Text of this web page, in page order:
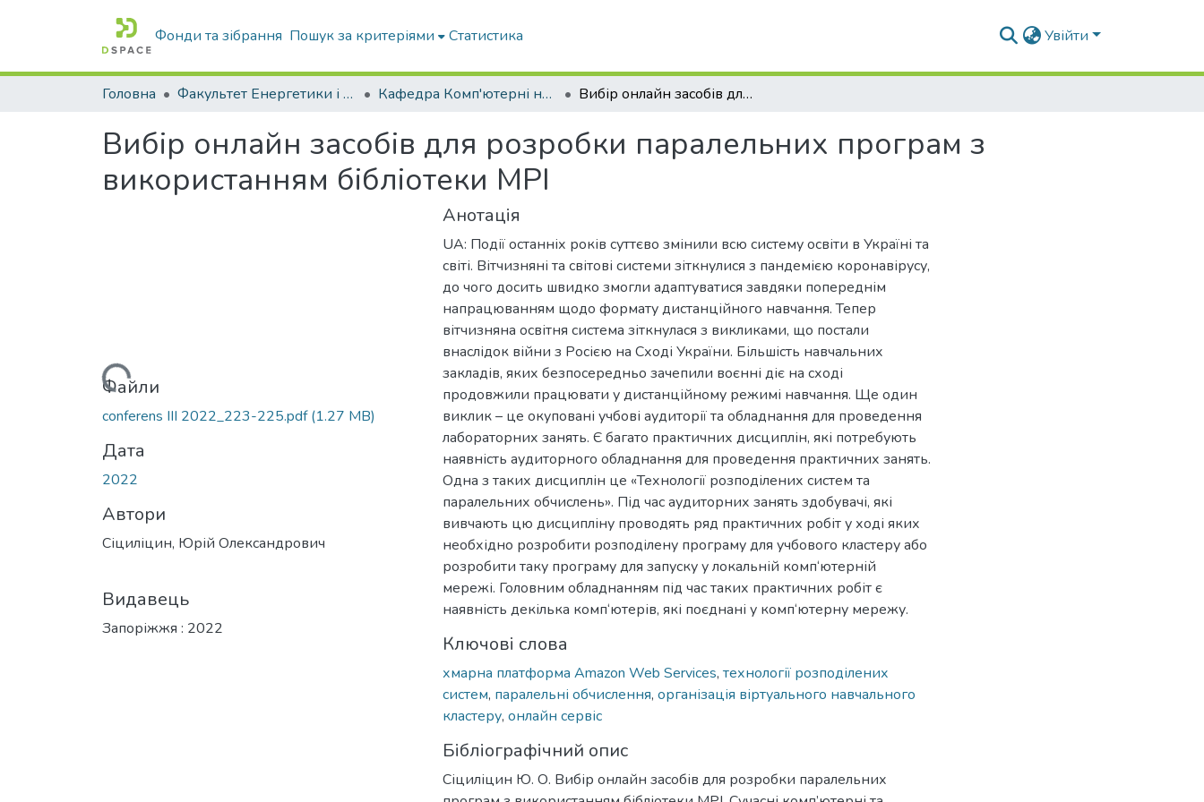
Фонди та зібрання Пошук за критеріями Статистика Увійти
Головна Факультет Енергетики і комп'ютерних технологій Кафедра Комп'ютерні науки Вибір онлайн засобів для розробки паралельних програм з використанням бібліотеки MPI
Вибір онлайн засобів для розробки паралельних програм з
використанням бібліотеки MPI
Вантажиться...Файли
conferens III 2022_223-225.pdf(1.27 MB)
Дата
2022
Автори
Сіциліцин, Юрій Олександрович
Видавець
Запоріжжя : 2022
Анотація
UA: Події останніх років суттєво змінили всю систему освіти в Україні та
світі. Вітчизняні та світові системи зіткнулися з пандемією коронавірусу,
до чого досить швидко змогли адаптуватися завдяки попереднім
напрацюванням щодо формату дистанційного навчання. Тепер
вітчизняна освітня система зіткнулася з викликами, що постали
внаслідок війни з Росією на Сході України. Більшість навчальних
закладів, яких безпосередньо зачепили воєнні діє на сході
продовжили працювати у дистанційному режимі навчання. Ще один
виклик – це окуповані учбові аудиторії та обладнання для проведення
лабораторних занять. Є багато практичних дисциплін, які потребують
наявність аудиторного обладнання для проведення практичних занять.
Одна з таких дисциплін це «Технології розподілених систем та
паралельних обчислень». Під час аудиторних занять здобувачі, які
вивчають цю дисципліну проводять ряд практичних робіт у ході яких
необхідно розробити розподілену програму для учбового кластеру або
розробити таку програму для запуску у локальній комп‘ютерній
мережі. Головним обладнанням під час таких практичних робіт є
наявність декілька комп‘ютерів, які поєднані у комп‘ютерну мережу.
Ключові слова
хмарна платформа Amazon Web Services, технології розподілених
систем, паралельні обчислення, організація віртуального навчального
кластеру, онлайн сервіс
Бібліографічний опис
Сіциліцин Ю. О. Вибір онлайн засобів для розробки паралельних